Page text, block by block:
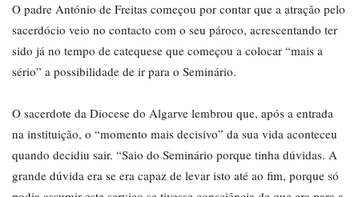
O padre António de Freitas começou por contar que a atração pelo
sacerdócio veio no contacto com o seu pároco, acrescentando ter
sido já no tempo de catequese que começou a colocar “mais a
sério” a possibilidade de ir para o Seminário.
O sacerdote da Diocese do Algarve lembrou que, após a entrada
na instituição, o “momento mais decisivo” da sua vida aconteceu
quando decidiu sair. “Saio do Seminário porque tinha dúvidas. A
grande dúvida era se era capaz de levar isto até ao fim, porque só